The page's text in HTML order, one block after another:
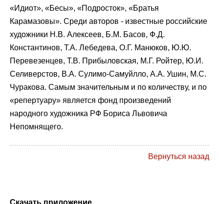
«Идиот», «Бесы», «Подросток», «Братья
Карамазовы». Среди авторов - известные российские
художники Н.В. Алексеев, Б.М. Басов, Ф.Д.
Константинов, Т.А. Лебедева, О.Г. Манюков, Ю.Ю.
Перевезенцев, Т.В. Прибыловская, М.Г. Ройтер, Ю.И.
Селиверстов, В.А. Сулимо-Самуйлло, А.А. Ушин, М.С.
Чуракова. Самым значительным и по количеству, и по
«репертуару» является фонд произведений
народного художника РФ Бориса Львовича
Непомнящего.
Вернуться назад